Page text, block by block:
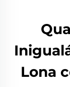
Lona